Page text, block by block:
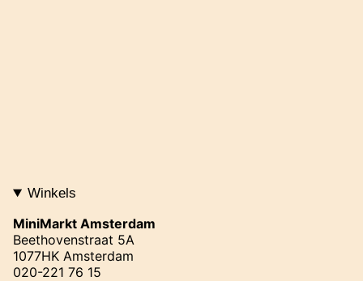
Winkels
MiniMarkt Amsterdam
Beethovenstraat 5A
1077HK Amsterdam
020-221 76 15